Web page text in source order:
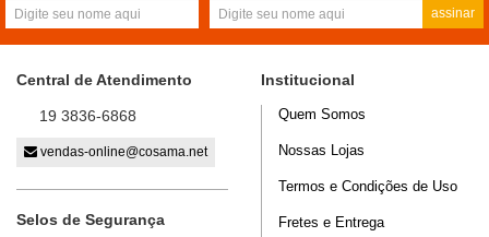
assinar
Central de Atendimento
19 3836-6868
vendas-online@cosama.net
Selos de Segurança
Institucional
Quem Somos
Nossas Lojas
Termos e Condições de Uso
Fretes e Entrega